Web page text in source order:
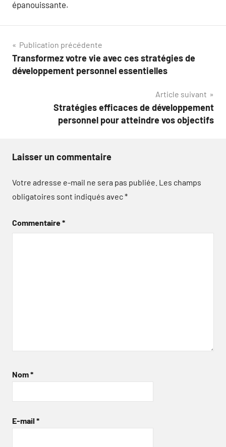
épanouissante.
Navigation
de
Publication précédente
Transformez votre vie avec ces stratégies de
développement personnel essentielles
Article suivant
Stratégies efficaces de développement
personnel pour atteindre vos objectifs
Laisser un commentaire
Votre adresse e-mail ne sera pas publiée. Les champs
obligatoires sont indiqués avec*
Commentaire*
Nom*
E-mail *